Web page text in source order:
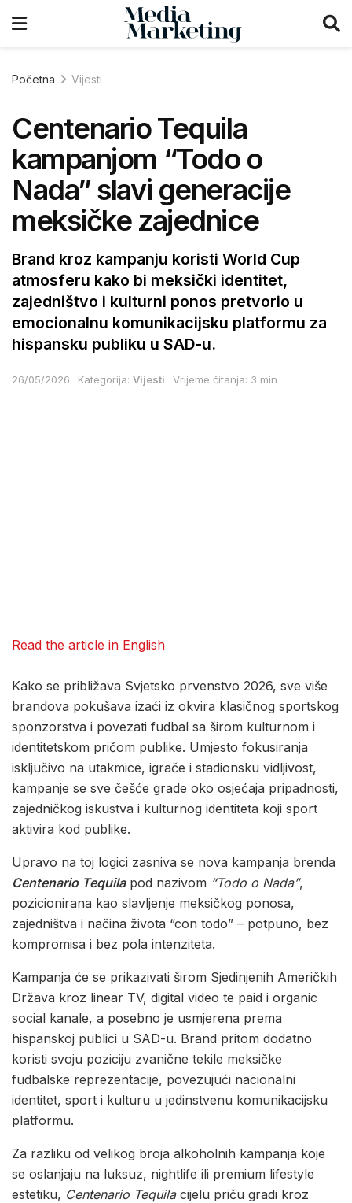
Početna Vijesti
Centenario Tequila
kampanjom “Todo o
Nada” slavi generacije
meksičke zajednice
Brand kroz kampanju koristi World Cup
atmosferu kako bi meksički identitet,
zajedništvo i kulturni ponos pretvorio u
emocionalnu komunikacijsku platformu za
hispansku publiku u SAD-u.
26/05/2026 Kategorija: Vijesti Vrijeme čitanja: 3 min
Read the article in English
Kako se približava Svjetsko prvenstvo 2026, sve više
brandova pokušava izaći iz okvira klasičnog sportskog
sponzorstva i povezati fudbal sa širom kulturnom i
identitetskom pričom publike. Umjesto fokusiranja
isključivo na utakmice, igrače i stadionsku vidljivost,
kampanje se sve češće grade oko osjećaja pripadnosti,
zajedničkog iskustva i kulturnog identiteta koji sport
aktivira kod publike.
Upravo na toj logici zasniva se nova kampanja brenda
Centenario Tequila pod nazivom “Todo o Nada”,
pozicionirana kao slavljenje meksičkog ponosa,
zajedništva i načina života “con todo” – potpuno, bez
kompromisa i bez pola intenziteta.
Kampanja će se prikazivati širom Sjedinjenih Američkih
Država kroz linear TV, digital video te paid i organic
social kanale, a posebno je usmjerena prema
hispanskoj publici u SAD-u. Brand pritom dodatno
koristi svoju poziciju zvanične tekile meksičke
fudbalske reprezentacije, povezujući nacionalni
identitet, sport i kulturu u jedinstvenu komunikacijsku
platformu.
Za razliku od velikog broja alkoholnih kampanja koje
se oslanjaju na luksuz, nightlife ili premium lifestyle
estetiku, Centenario Tequilacijelu priču gradi kroz